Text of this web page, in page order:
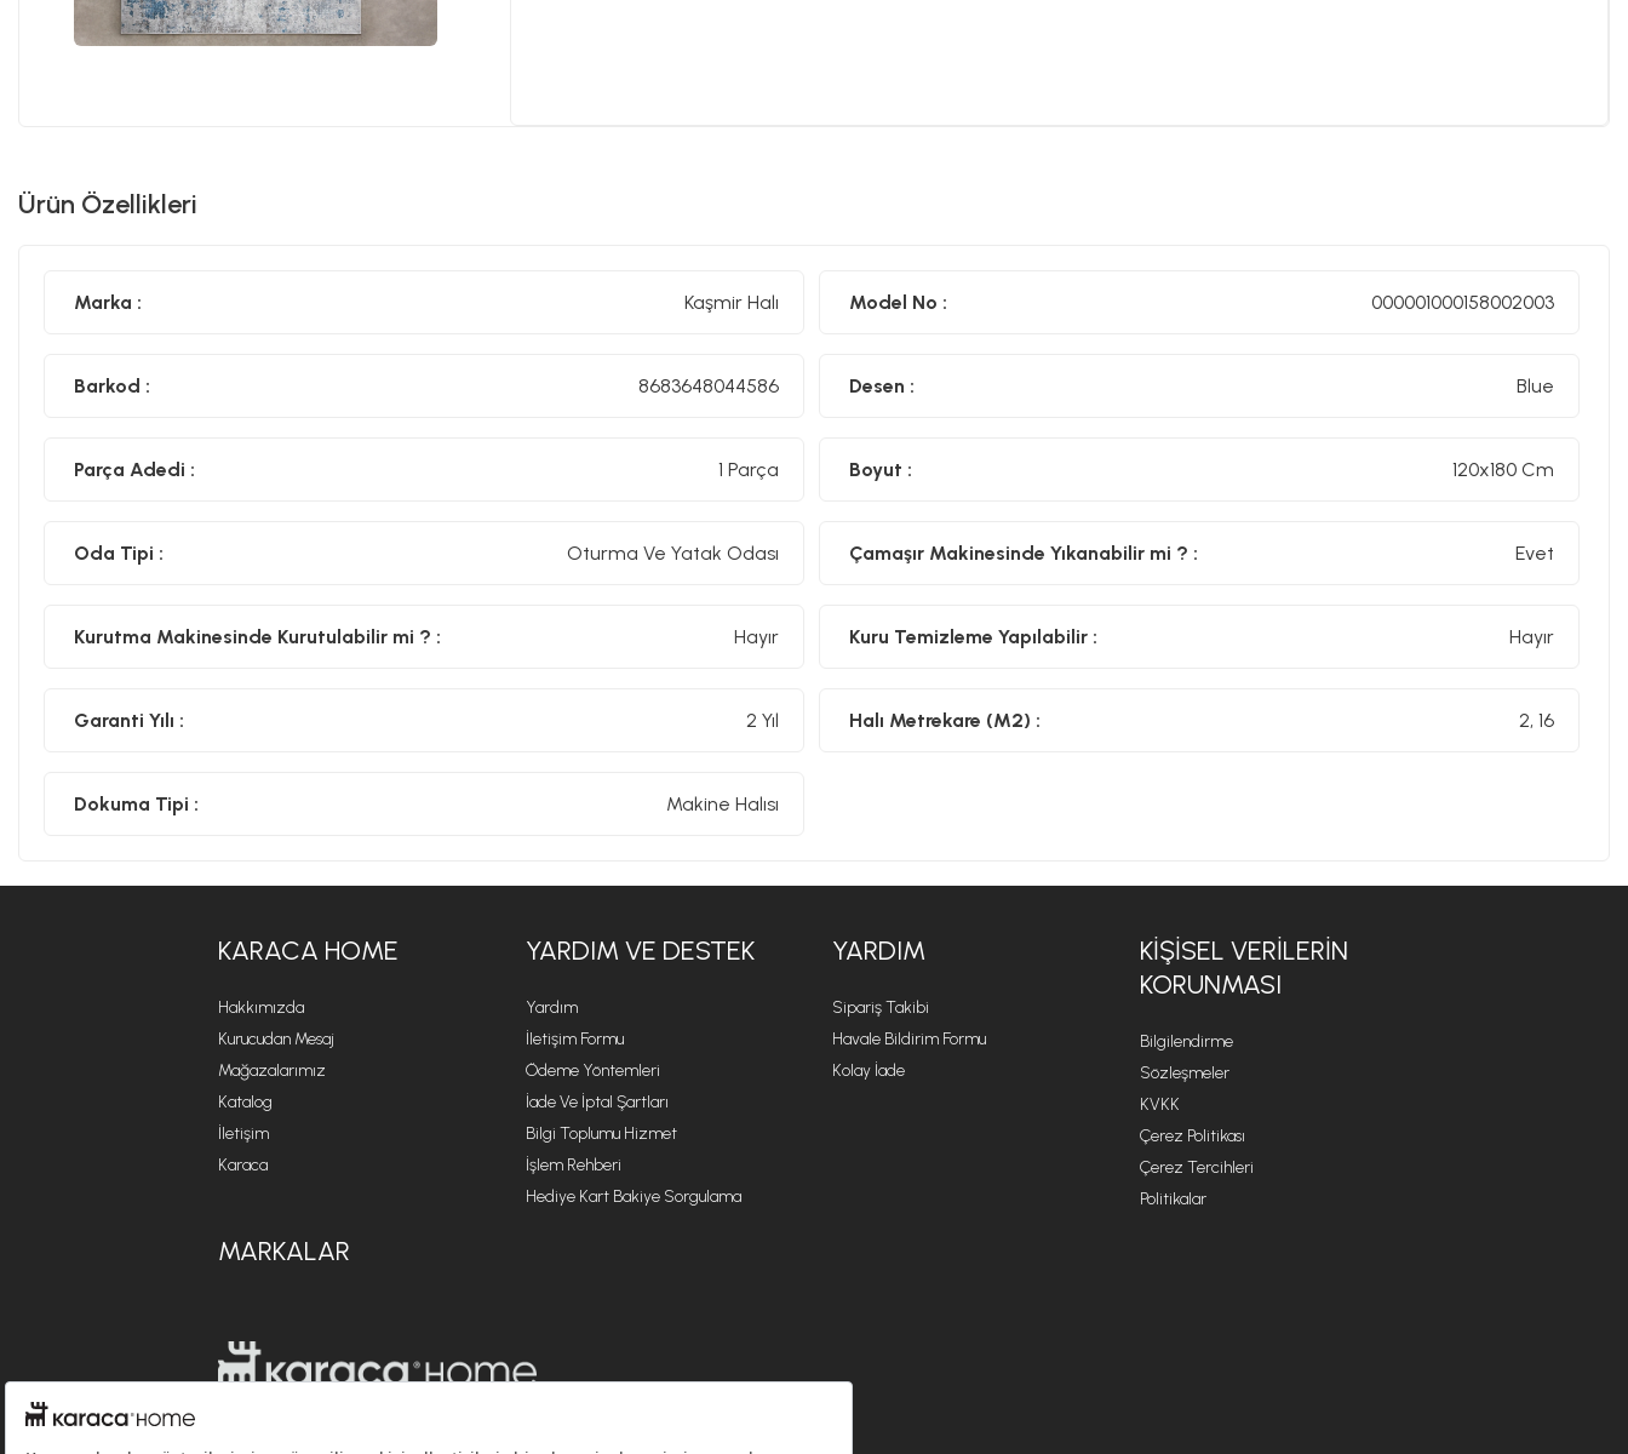
Ürün Özellikleri
Marka : Kaşmir Halı Model No : 000001000158002003
Barkod : 8683648044586 Desen : Blue
Parça Adedi : 1 Parça Boyut : 120x180 Cm
Oda Tipi : Oturma Ve Yatak Odası Çamaşır Makinesinde Yıkanabilir mi ? : Evet
Kurutma Makinesinde Kurutulabilir mi ? : Hayır Kuru Temizleme Yapılabilir : Hayır
Garanti Yılı : 2 Yıl Halı Metrekare (M2) : 2, 16
Dokuma Tipi : Makine Halısı
KARACA HOME
Hakkımızda
Kurucudan Mesaj
Mağazalarımız
Katalog
İletişim
Karaca
YARDIM VE DESTEK
Yardım
İletişim Formu
Ödeme Yöntemleri
İade Ve İptal Şartları
Bilgi Toplumu Hizmet
İşlem Rehberi
Hediye Kart Bakiye Sorgulama
YARDIM
Sipariş Takibi
Havale Bildirim Formu
Kolay İade
KİŞİSEL VERİLERİN
KORUNMASI
Bilgilendirme
Sözleşmeler
KVKK
Çerez Politikası
Çerez Tercihleri
Politikalar
MARKALAR